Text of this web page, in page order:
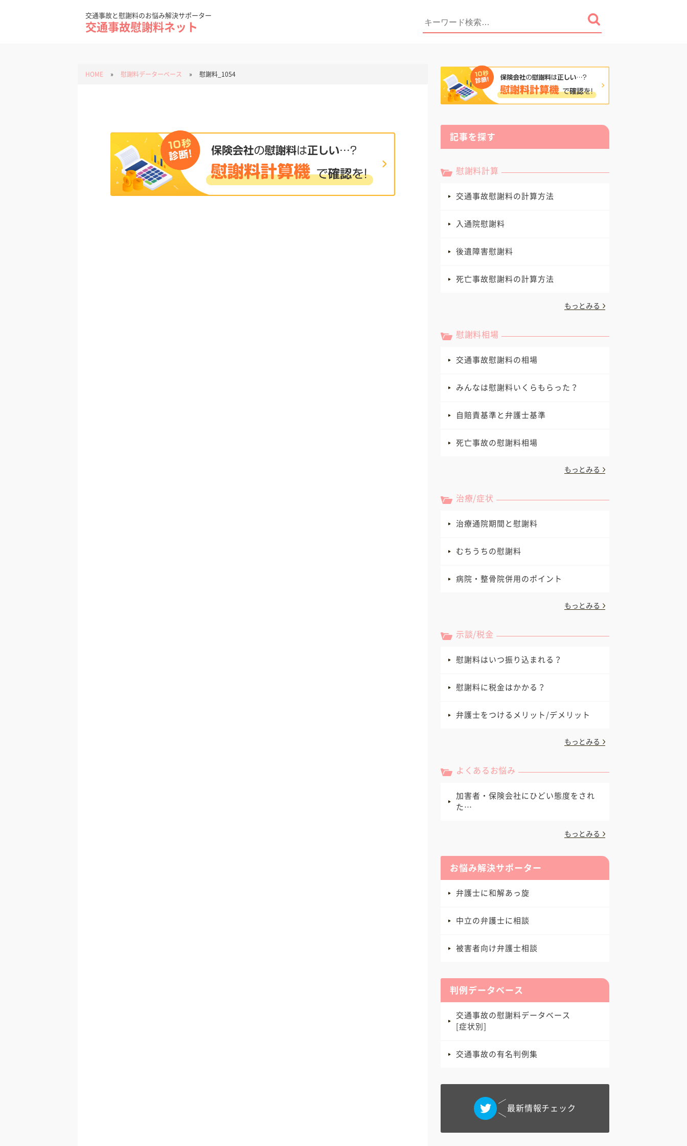
交通事故と慰謝料のお悩み解決サポーター
交通事故慰謝料ネット
HOME » 慰謝料データーベース » 慰謝料_1054
記事を探す
慰謝料計算
交通事故慰謝料の計算方法
入通院慰謝料
後遺障害慰謝料
死亡事故慰謝料の計算方法
もっとみる
慰謝料相場
交通事故慰謝料の相場
みんなは慰謝料いくらもらった？
自賠責基準と弁護士基準
死亡事故の慰謝料相場
もっとみる
治療/症状
治療通院期間と慰謝料
むちうちの慰謝料
病院・整骨院併用のポイント
もっとみる
示談/税金
慰謝料はいつ振り込まれる？
慰謝料に税金はかかる？
弁護士をつけるメリット/デメリット
もっとみる
よくあるお悩み
加害者・保険会社にひどい態度をされ
た…
もっとみる
お悩み解決サポーター
弁護士に和解あっ旋
中立の弁護士に相談
被害者向け弁護士相談
判例データベース
交通事故の慰謝料データベース
[症状別]
交通事故の有名判例集
最新情報チェック